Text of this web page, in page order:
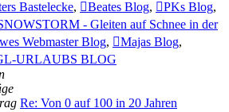
Bastelecke, Beates Blog, PKs Blog,
- Gleiten auf Schnee in der
Webmaster Blog, Majas Blog,
URLAUBS BLOG
Re: Von 0 auf 100 in 20 Jahren